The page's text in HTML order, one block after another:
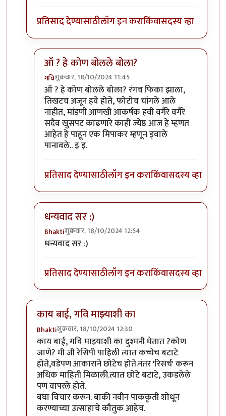
प्रतिसाद देण्यासाठीलॉग इन कराकिंवासदस्य व्हा
ऑ ? हे कोण बोलले बोला?
गविशुक्रवार, 18/10/2024 11:45
In reply toहे राम.byप्रा.डॉ.दिलीप बिरुटे
ऑ ? हे कोण बोलले बोला? रंगच फिका झाला,
तिखटच अजून हवे होते, फोटोच चांगले आले
नाहीत, मांडणी आणखी आकर्षक हवी वगैरे वगैरे
सदैव खुसपट काढणारे काही ज्येष्ठ आज हे म्हणत
आहेत हे पाहून एक मिपाकर म्हणून ड्वाले
पानावले.. इ इ.
प्रतिसाद देण्यासाठीलॉग इन कराकिंवासदस्य व्हा
धन्यवाद सर :)
Bhaktiशुक्रवार, 18/10/2024 12:54
In reply toहे राम.
धन्यवाद सर :)
प्रतिसाद देण्यासाठीलॉग इन कराकिंवासदस्य व्हा
काय बाई, गवि माझ्याशी का
Bhaktiशुक्रवार, 18/10/2024 12:30
In reply toपदार्थ नवीन आहे. ताई तुम्हीbyगवि
काय बाई, गवि माझ्याशी का दुश्मनी घेतात ?कोण
जाणे? मी जी रेसिपी पाहिली त्यात कच्चेच बटाटे
होते,वडेपण आकाराने छोटेच होते.नंतर 'रिसर्च' करून
अधिक माहिती मिळाली.त्यात छोटे बटाटे, उकडलेले
पण वापरले होते.
बघा विचार करून. बाकी नवीन पाककृती शोधून
करण्याच्या उत्साहाचे कौतुक आहेच.